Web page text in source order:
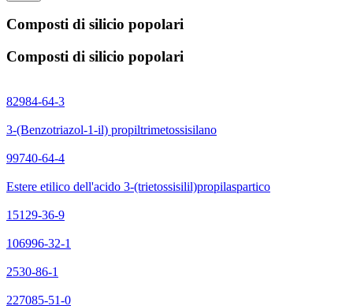
Composti di silicio popolari
Composti di silicio popolari
82984-64-3
3-(Benzotriazol-1-il) propiltrimetossisilano
99740-64-4
Estere etilico dell'acido 3-(trietossisilil)propilaspartico
15129-36-9
106996-32-1
2530-86-1
227085-51-0